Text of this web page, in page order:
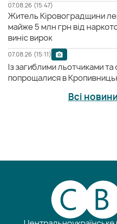
07.08.26 (15:47)
Житель Кіровоградщини
майже 5 млн грн від
виніс вирок
07.08.26 (15:11)
Із загиблими льотчиками
попрощалися в
Всі